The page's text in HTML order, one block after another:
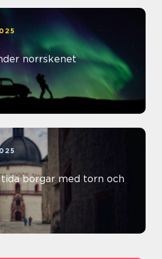
norrskenet
borgar med torn och